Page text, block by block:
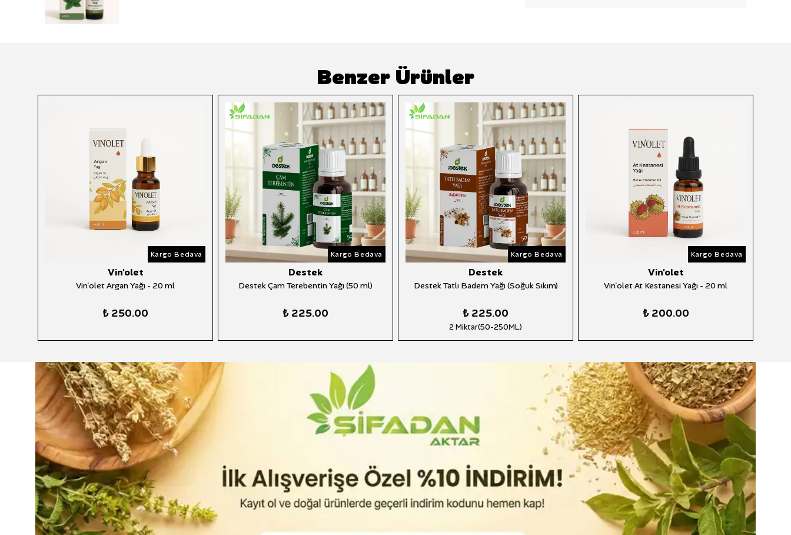
Benzer Ürünler
Kargo Bedava
Vin'olet
Vin'olet Argan Yağı - 20 ml
₺ 250.00
Kargo Bedava
Destek
Destek Çam Terebentin Yağı (50 ml)
₺ 225.00
Kargo Bedava
Destek
Destek Tatlı Badem Yağı (Soğuk Sıkım)
₺ 225.00
2 Miktar(50-250ML)
Kargo Bedava
Vin'olet
Vin'olet At Kestanesi Yağı - 20 ml
₺ 200.00